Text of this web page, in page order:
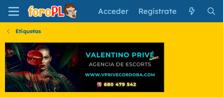
Acceder Regístrate
Etiquetas